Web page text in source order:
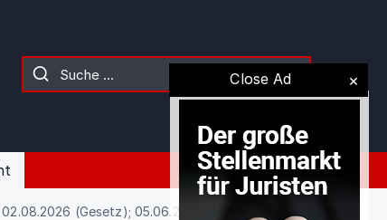
(Gesetz); 05.06.2026 (Kommentierung)
Close Ad